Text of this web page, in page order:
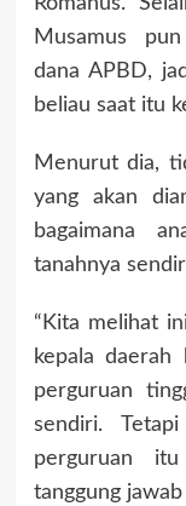
Musamus
dana APBD,
beliau saat itu
Menurut dia,
yang akan
bagaimana
tanahnya
“Kita melihat
kepala
perguruan
sendiri.
perguruan
tanggung jawab